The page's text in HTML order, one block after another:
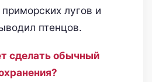
лугов и
птенцов.
сделать обычный